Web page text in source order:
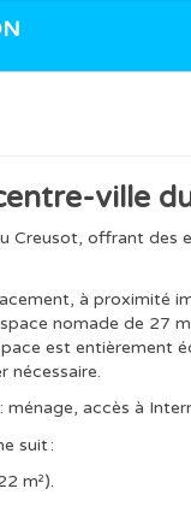
ville
Creusot, offrant des
à proximité
nomade de 27
est entièrement
nécessaire.
accès à
suit :
m²).